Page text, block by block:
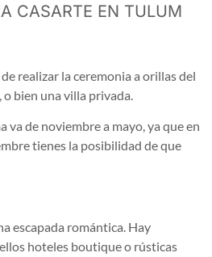
CASARTE EN TULUM
realizar la ceremonia a orillas del
o bien una villa privada.
va de noviembre a mayo, ya que en
tienes la posibilidad de que
escapada romántica. Hay
hoteles boutique o rústicas